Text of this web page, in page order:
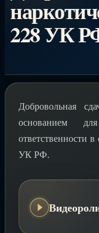
228 УК
Добровольная
основанием
ответственности
УК РФ.